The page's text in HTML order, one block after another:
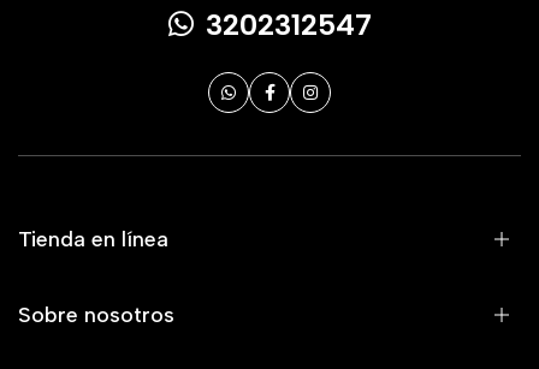
3202312547
Tienda en línea
Sobre nosotros